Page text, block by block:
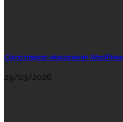
Cómo mejorar relaciones en WordPress
29/03/2026